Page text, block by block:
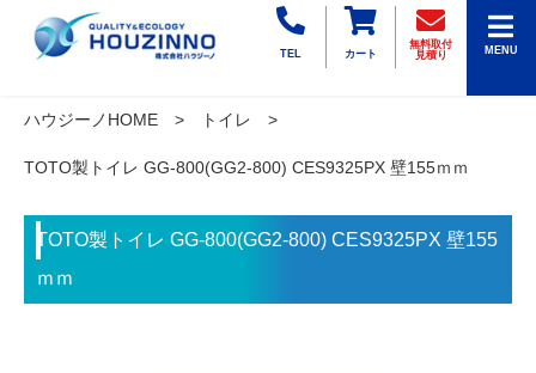
TEL カート
無料取付
見積り
MENU
ハウジーノHOME トイレ
TOTO製トイレ GG-800(GG2-800) CES9325PX 壁155ｍｍ
TOTO製トイレ GG-800(GG2-800) CES9325PX 壁155
ｍｍ